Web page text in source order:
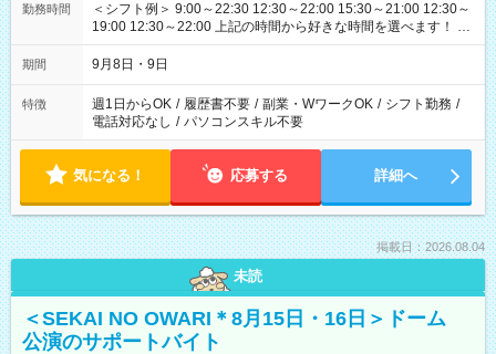
勤務時間
＜シフト例＞ 9:00～22:30 12:30～22:00 15:30～21:00 12:30～
19:00 12:30～22:00 上記の時間から好きな時間を選べます！ ※
時間は変更となる可能性があります
期間 9月8日・9日
特徴 週1日からOK / 履歴書不要 / 副業・WワークOK / シフト勤務 /
電話対応なし / パソコンスキル不要
気になる！ 応募する 詳細へ
掲載日：2026.08.04
未読
＜SEKAI NO OWARI＊8月15日・16日＞ドーム
公演のサポートバイト